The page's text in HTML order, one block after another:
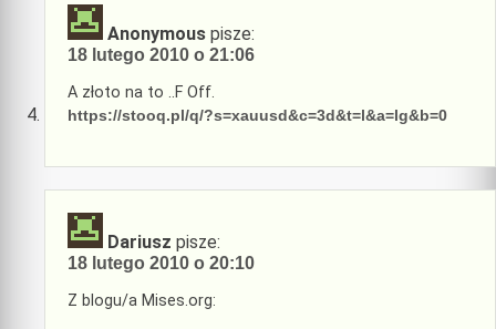
Anonymous pisze:
18 lutego 2010 o 21:06
A złoto na to ..F Off.
https://stooq.pl/q/?s=xauusd&c=3d&t=l&a=lg&b=0
Dariusz pisze:
18 lutego 2010 o 20:10
Z blogu/a Mises.org: